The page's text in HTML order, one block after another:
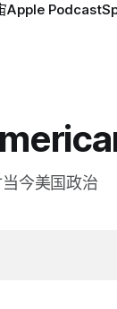
Apple Podcast
今美国政治